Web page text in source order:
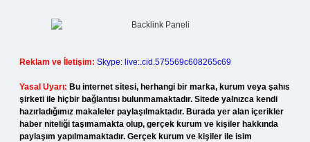
Reklam ve İletişim: Skype: live:.cid.575569c608265c69
Yasal Uyarı: Bu internet sitesi, herhangi bir marka, kurum veya şahıs
şirketi ile hiçbir bağlantısı bulunmamaktadır. Sitede yalnızca kendi
hazırladığımız makaleler paylaşılmaktadır. Burada yer alan içerikler
haber niteliği taşımamakta olup, gerçek kurum ve kişiler hakkında
paylaşım yapılmamaktadır. Gerçek kurum ve kişiler ile isim